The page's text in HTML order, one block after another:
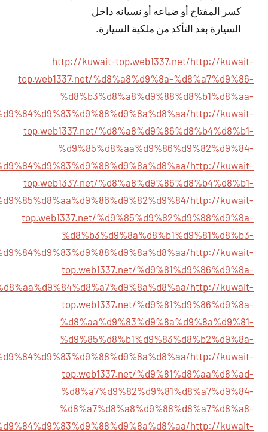
كسر المفتاح أو ضياعه أو نسيانه داخل
السيارة بعد التأكد من ملكية السيارة.
http://kuwait-top.web1337.net/http://kuwait-
top.web1337.net/%d8%a8%d9%8a-%d8%a7%d9%86-
%d8%b3%d8%a8%d9%88%d8%b1%d8%aa-
http://kuwait-
top.web1337.net/%d8%a8%d9%86%d8%b4%d8%b1-
%d9%85%d8%aa%d9%86%d9%82%d9%84-
http://kuwait-
top.web1337.net/%d8%a8%d9%86%d8%b4%d8%b1-
http://kuwait-
top.web1337.net/%d9%85%d9%82%d9%88%d9%8a-
%d8%b3%d9%8a%d8%b1%d9%81%d8%b3-
http://kuwait-
top.web1337.net/%d9%81%d9%86%d9%8a-
http://kuwait-
top.web1337.net/%d9%81%d9%86%d9%8a-
%d8%aa%d9%83%d9%8a%d9%8a%d9%81-
%d9%85%d8%b1%d9%83%d8%b2%d9%8a-
http://kuwait-
top.web1337.net/%d9%81%d8%aa%d8%ad-
%d8%a7%d9%82%d9%81%d8%a7%d9%84-
%d8%a7%d8%a8%d9%88%d8%a7%d8%a8-
http://kuwait-